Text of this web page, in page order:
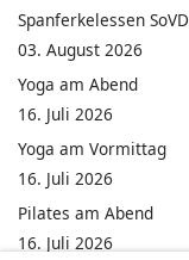
Spanferkelessen SoVD
03. August 2026
Yoga am Abend
16. Juli 2026
Yoga am Vormittag
16. Juli 2026
Pilates am Abend
16. Juli 2026